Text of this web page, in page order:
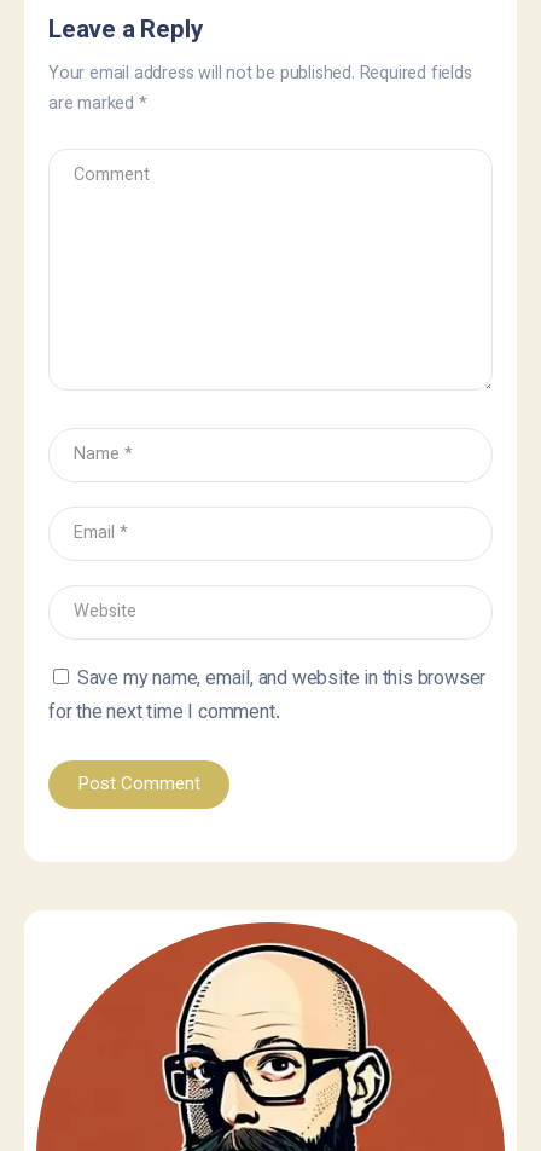
Leave a Reply
Your email address will not be published. Required fields
are marked *
Save my name, email, and website in this browser
for the next time I comment.